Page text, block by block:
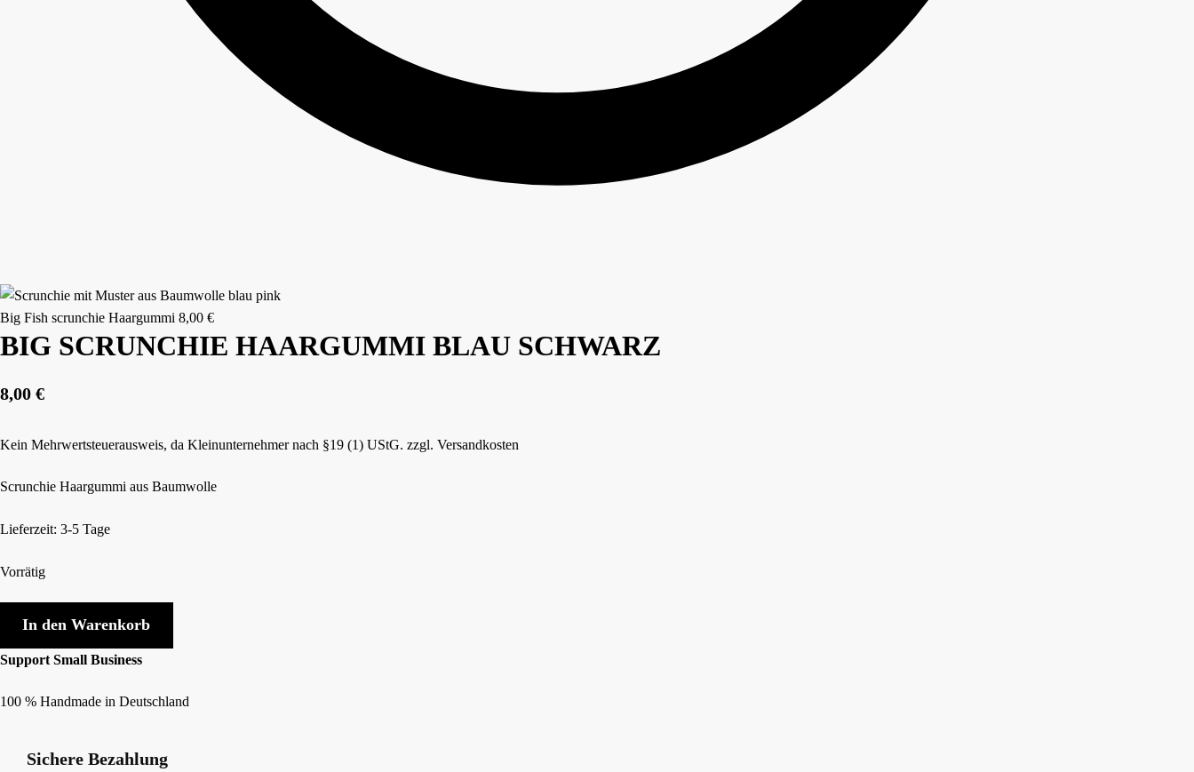
Big Fish scrunchie Haargummi 8,00 €
BIG SCRUNCHIE HAARGUMMI BLAU SCHWARZ
8,00 €
Kein Mehrwertsteuerausweis, da Kleinunternehmer nach §19 (1) UStG. zzgl. Versandkosten
Scrunchie Haargummi aus Baumwolle
Lieferzeit: 3-5 Tage
Vorrätig
scrunchie
Haargummi
Schwarz
In den Warenkorb
Support Small Business
100 % Handmade in Deutschland
Sichere Bezahlung